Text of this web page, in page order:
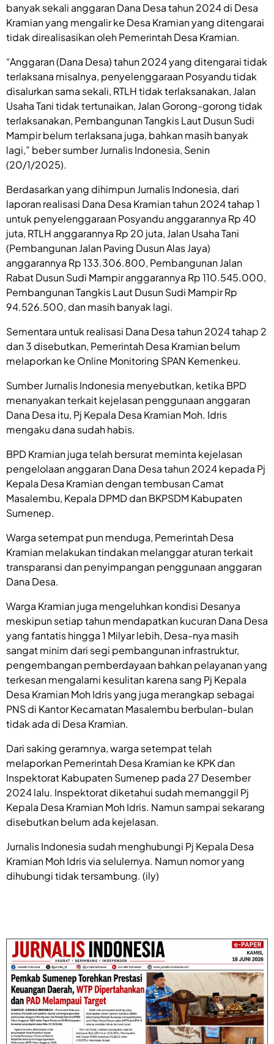
banyak sekali anggaran Dana Desa tahun 2024 di Desa
Kramian yang mengalir ke Desa Kramian yang ditengarai
tidak direalisasikan oleh Pemerintah Desa Kramian.
“Anggaran (Dana Desa) tahun 2024 yang ditengarai tidak
terlaksana misalnya, penyelenggaraan Posyandu tidak
disalurkan sama sekali, RTLH tidak terlaksanakan, Jalan
Usaha Tani tidak tertunaikan, Jalan Gorong-gorong tidak
terlaksanakan, Pembangunan Tangkis Laut Dusun Sudi
Mampir belum terlaksana juga, bahkan masih banyak
lagi,” beber sumber Jurnalis Indonesia, Senin
(20/1/2025).
Berdasarkan yang dihimpun Jurnalis Indonesia, dari
laporan realisasi Dana Desa Kramian tahun 2024 tahap 1
untuk penyelenggaraan Posyandu anggarannya Rp 40
juta, RTLH anggarannya Rp 20 juta, Jalan Usaha Tani
(Pembangunan Jalan Paving Dusun Alas Jaya)
anggarannya Rp 133.306.800, Pembangunan Jalan
Rabat Dusun Sudi Mampir anggarannya Rp 110.545.000,
Pembangunan Tangkis Laut Dusun Sudi Mampir Rp
94.526.500, dan masih banyak lagi.
Sementara untuk realisasi Dana Desa tahun 2024 tahap 2
dan 3 disebutkan, Pemerintah Desa Kramian belum
melaporkan ke Online Monitoring SPAN Kemenkeu.
Sumber Jurnalis Indonesia menyebutkan, ketika BPD
menanyakan terkait kejelasan penggunaan anggaran
Dana Desa itu, Pj Kepala Desa Kramian Moh. Idris
mengaku dana sudah habis.
BPD Kramian juga telah bersurat meminta kejelasan
pengelolaan anggaran Dana Desa tahun 2024 kepada Pj
Kepala Desa Kramian dengan tembusan Camat
Masalembu, Kepala DPMD dan BKPSDM Kabupaten
Sumenep.
Warga setempat pun menduga, Pemerintah Desa
Kramian melakukan tindakan melanggar aturan terkait
transparansi dan penyimpangan penggunaan anggaran
Dana Desa.
Warga Kramian juga mengeluhkan kondisi Desanya
meskipun setiap tahun mendapatkan kucuran Dana Desa
yang fantatis hingga 1 Milyar lebih, Desa-nya masih
sangat minim dari segi pembangunan infrastruktur,
pengembangan pemberdayaan bahkan pelayanan yang
terkesan mengalami kesulitan karena sang Pj Kepala
Desa Kramian Moh Idris yang juga merangkap sebagai
PNS di Kantor Kecamatan Masalembu berbulan-bulan
tidak ada di Desa Kramian.
Dari saking geramnya, warga setempat telah
melaporkan Pemerintah Desa Kramian ke KPK dan
Inspektorat Kabupaten Sumenep pada 27 Desember
2024 lalu. Inspektorat diketahui sudah memanggil Pj
Kepala Desa Kramian Moh Idris. Namun sampai sekarang
disebutkan belum ada kejelasan.
Jurnalis Indonesia sudah menghubungi Pj Kepala Desa
Kramian Moh Idris via selulernya. Namun nomor yang
dihubungi tidak tersambung. (ily)